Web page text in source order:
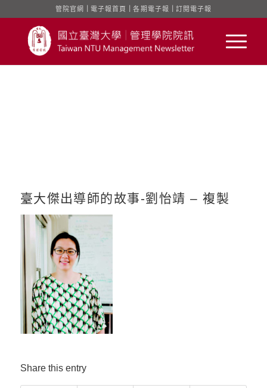
管院官網 電子報首頁 ｜各期電子報 訂閱電子報
臺大傑出導師的故事-劉怡靖 – 複製
Share this entry